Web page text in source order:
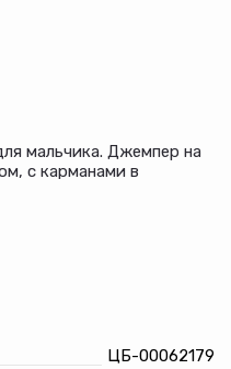
мальчика. Джемпер на
с карманами в
"реглан", на
брюк.
ЦБ-00062179